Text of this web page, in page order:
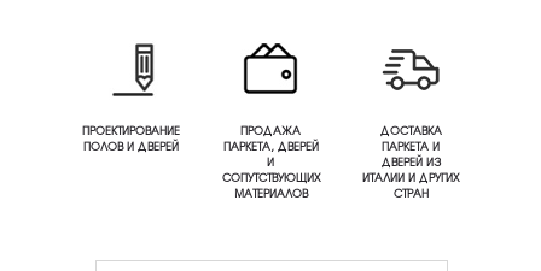
ПРОЕКТИРОВАНИЕ
ПОЛОВ И ДВЕРЕЙ
ПРОДАЖА
ПАРКЕТА, ДВЕРЕЙ
И
СОПУТСТВУЮЩИХ
МАТЕРИАЛОВ
ДОСТАВКА
ПАРКЕТА И
ДВЕРЕЙ ИЗ
ИТАЛИИ И ДРУГИХ
СТРАН